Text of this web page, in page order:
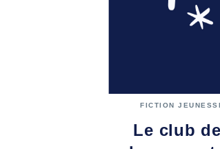
FICTION
Le club